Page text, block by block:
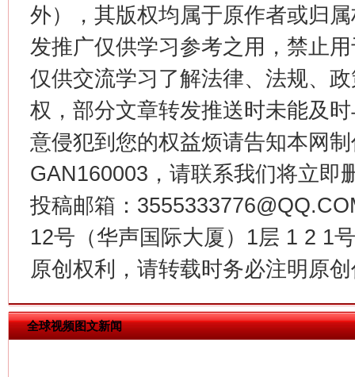
外），其版权均属于原作者或归
发推广仅供学习参考之用，禁止
仅供交流学习了解法律、法规、
权，部分文章转发推送时未能及
意侵犯到您的权益烦请告知本网
GAN160003，请联系我们将立即
投稿邮箱：
12号（华声国际大厦）1层 1 2 1
原创权利，请转载时务必注明原
全球视频图文新闻
在谋一域中谋全局
今